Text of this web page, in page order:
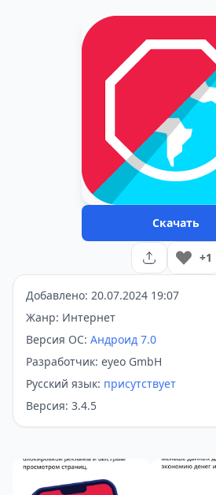
Скачать
+1
Добавлено: 20.07.2024 19:07
Жанр: Интернет
Версия ОС: Андроид 7.0
Разработчик: eyeo GmbH
Русский язык: присутствует
Версия: 3.4.5